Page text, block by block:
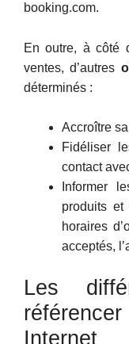
booking.com.
En outre, à côté
ventes, d’autres
déterminés :
Accroître
Fidéliser
contact
Informer
produits et
horaires
acceptés,
Les
Internet